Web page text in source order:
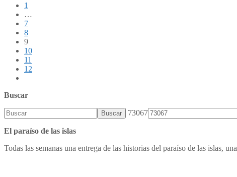
1
…
7
8
9
10
11
12
Buscar
73067
El paraíso de las islas
Todas las semanas una entrega de las historias del paraíso de las islas,